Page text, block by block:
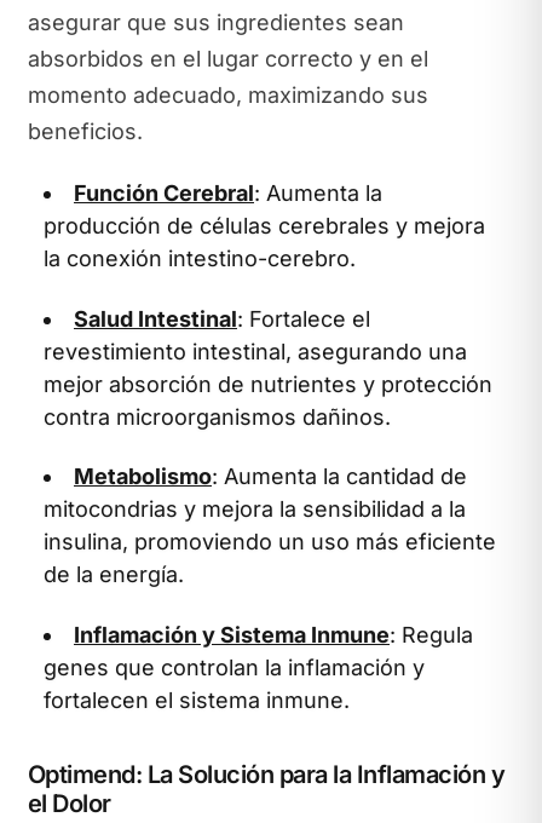
asegurar que sus ingredientes sean
absorbidos en el lugar correcto y en el
momento adecuado, maximizando sus
beneficios.
Función Cerebral: Aumenta la
producción de células cerebrales y mejora
la conexión intestino-cerebro.
Salud Intestinal: Fortalece el
revestimiento intestinal, asegurando una
mejor absorción de nutrientes y protección
contra microorganismos dañinos.
Metabolismo: Aumenta la cantidad de
mitocondrias y mejora la sensibilidad a la
insulina, promoviendo un uso más eficiente
de la energía.
Inflamación y Sistema Inmune: Regula
genes que controlan la inflamación y
fortalecen el sistema inmune.
Optimend: La Solución para la Inflamación y
el Dolor